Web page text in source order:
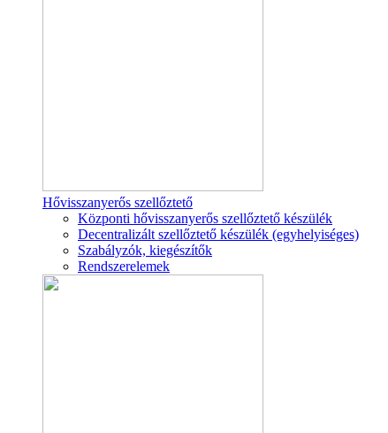
Hővisszanyerős szellőztető
Központi hővisszanyerős szellőztető készülék
Decentralizált szellőztető készülék (egyhelyiséges)
Szabályzók, kiegészítők
Rendszerelemek